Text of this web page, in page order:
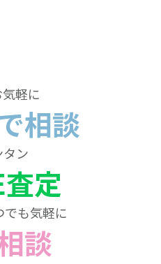
軽に
相談
ン
定
でも気軽に
談